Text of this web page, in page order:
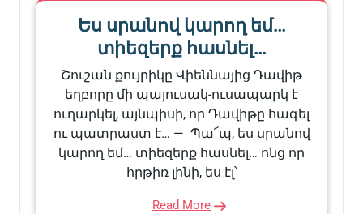
Ես սրանով կարող եմ…
տիեզերք հասնել…
Շուշան քույրիկը Վիեննայից Դավիթ
եղբորը մի պայուսակ-ուսապարկ է
ուղարկել, այնպիսի, որ Դավիթը հագել
ու պատրաստ է… — Պա՜պ, ես սրանով
կարող եմ… տիեզերք հասնել… ոնց որ
հրթիռ լինի, ես էլ՝
Read More